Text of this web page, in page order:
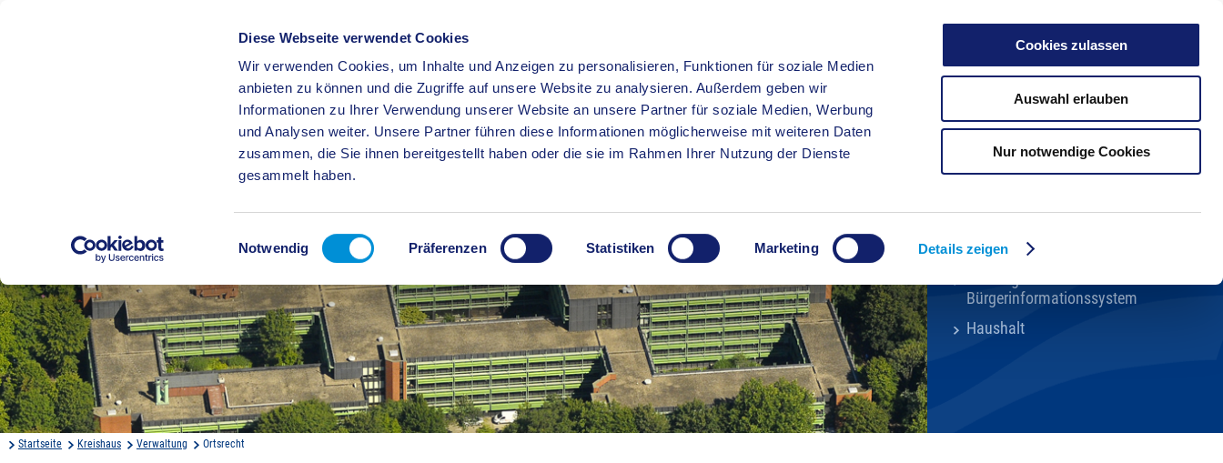
Diese Webseite verwendet Cookies
Wir verwenden Cookies, um Inhalte und Anzeigen zu personalisieren, Funktionen für soziale Medien
anbieten zu können und die Zugriffe auf unsere Website zu analysieren. Außerdem geben wir
Informationen zu Ihrer Verwendung unserer Website an unsere Partner für soziale Medien, Werbung
und Analysen weiter. Unsere Partner führen diese Informationen möglicherweise mit weiteren Daten
zusammen, die Sie ihnen bereitgestellt haben oder die sie im Rahmen Ihrer Nutzung der Dienste
gesammelt haben.
Einwilligungsauswahl
Notwendig Präferenzen Statistiken Marketing Details zeigen
Cookies zulassen
Auswahl erlauben
Nur notwendige Cookies
BÜRGERSERVICE KREISHAUS WIRTSCHAFT BILDUNG
Kreisverwaltung A-Z
Ortsrecht
Bürgerinformationssystem
Haushalt
Startseite Kreishaus Verwaltung Ortsrecht